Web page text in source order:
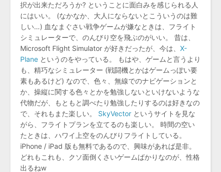
択が出来ただろうか? ということに面白みを感じられる人
にはいい。 (なかなか、大人にならないとこういうのは難
しい…) 血なまぐさい戦争ゲームが嫌なときは、フライト
シミュレーターで、のんびり空を飛ぶのがいい。 昔は、
Microsoft Flight Simulator が好きだったが、今は、 X-
Plane というのをやっている。 もはや、ゲームと言うより
も、精巧なシミュレーター (戦闘機とかはゲームっぽい要
素もあるけど) なので、色々、無線でのナビゲーションと
か、操縦に関する色々とかを勉強しないといけないような
代物だが、もともと調べたり勉強したりするのは好きなの
で、それもまた楽しい。 SkyVector というサイトを見な
がら、フライトプランを立てるのも楽しい。 時間の空い
たときは、ハワイ上空をのんびりフライトしている。
iPhone / iPad 版も無料であるので、興味があれば是非。
どれもこれも、クソ面倒くさいゲームばかりなのが、性格
出るねw